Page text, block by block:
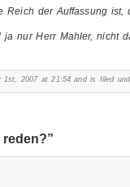
Reich der Auffassung
nur Herr Mahler, nicht
1st, 2007 at 21:54 and is filed
reden?”